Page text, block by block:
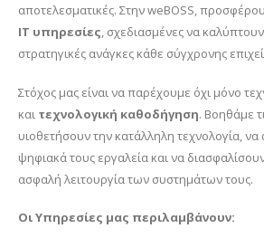
αποτελεσματικές. Στην weBOSS,
IT υπηρεσίες, σχεδιασμένες να καλύπτουν
στρατηγικές ανάγκες κάθε σύγχρονης
Στόχος μας είναι να παρέχουμε όχι μόνο
και τεχνολογική καθοδήγηση. Βοηθάμε
υιοθετήσουν την κατάλληλη τεχνολογία,
ψηφιακά τους εργαλεία και να
ασφαλή λειτουργία των συστημάτων τους.
Οι Υπηρεσίες μας περιλαμβάνουν: